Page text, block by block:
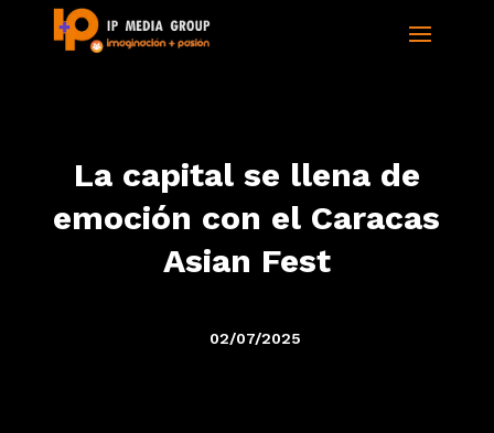
La capital se llena de
emoción con el Caracas
Asian Fest
02/07/2025